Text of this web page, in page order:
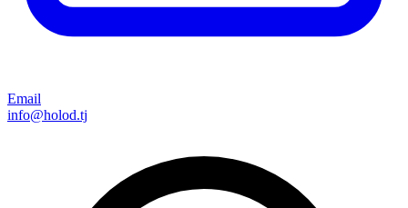
Email
info@holod.tj